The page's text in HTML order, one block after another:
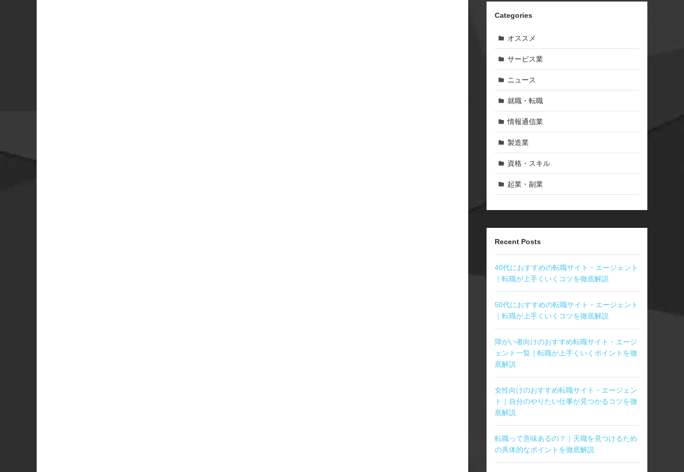
Categories
オススメ
サービス業
ニュース
就職・転職
情報通信業
製造業
資格・スキル
起業・副業
Recent Posts
40代におすすめの転職サイト・エージェント
｜転職が上手くいくコツを徹底解説
50代におすすめの転職サイト・エージェント
｜転職が上手くいくコツを徹底解説
障がい者向けのおすすめ転職サイト・エージ
ェント一覧｜転職が上手くいくポイントを徹
底解説
女性向けのおすすめ転職サイト・エージェン
ト｜自分のやりたい仕事が見つかるコツを徹
底解説
転職って意味あるの？｜天職を見つけるため
の具体的なポイントを徹底解説